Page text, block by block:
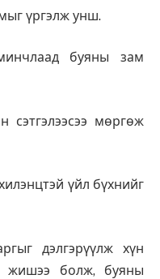
үргэлж унш.
буяны зам
сэтгэлээсээ мөргөж
үйл бүхнийг
дэлгэрүүлж хүн
жишээ болж, буяны